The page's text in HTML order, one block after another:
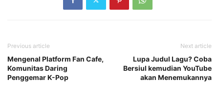
Previous article
Mengenal Platform Fan Cafe,
Komunitas Daring
Penggemar K-Pop
Next article
Lupa Judul Lagu? Coba
Bersiul kemudian YouTube
akan Menemukannya